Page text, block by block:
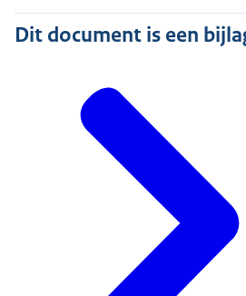
Dit document is een